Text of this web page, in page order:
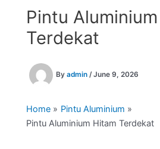
Pintu
Terdekat
By admin /June 9, 2026
Home
Pintu Aluminium
Pintu Aluminium Hitam Terdekat